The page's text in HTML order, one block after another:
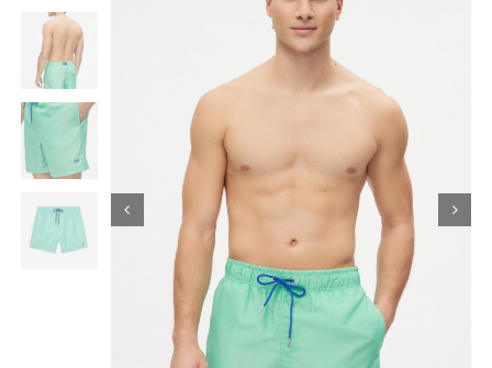
Κορίτσι
Εσώρουχα
Είδη Παρέλασης
Σχετικά με εμάς